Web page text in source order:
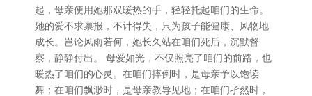
起，母亲便用她那双暖热的手，轻轻托起咱们的生命。
她的爱不求禀报，不计得失，只为孩子能健康、风物地
成长。岂论风雨若何，她长久站在咱们死后，沉默督
察，静静付出。 母爱如光，不仅照亮了咱们的前路，也
暖热了咱们的心灵。在咱们摔倒时，是母亲予以饱读
舞；在咱们飘渺时，是母亲教导见地；在咱们孑然时，